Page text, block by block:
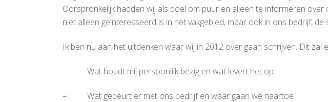
Oorspronkelijk hadden wij als doel om puur en alleen te informeren
niet alleen geïnteresseerd is in het vakgebied, maar ook in ons bedrijf,
Ik ben nu aan het uitdenken waar wij in 2012 over gaan schrijven. Dit zal
– Wat houdt mij persoonlijk bezig en wat levert het op.
– Wat gebeurt er met ons bedrijf en waar gaan we naartoe